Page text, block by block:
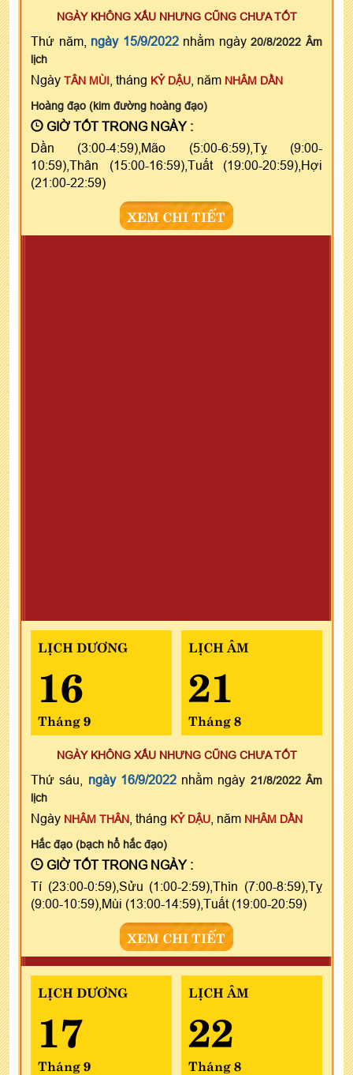
NGÀY KHÔNG XẤU NHƯNG CŨNG CHƯA TỐT
Thứ năm, ngày 15/9/2022nhằm ngày20/8/2022 Âm
lịch
Ngày TÂN MÙI , tháng KỶ DẬU , năm NHÂM DẦN
Hoàng đạo (kim đường hoàng đạo)
GIỜ TỐT TRONG NGÀY :
Dần (3:00-4:59),Mão (5:00-6:59),Tỵ (9:00-
10:59),Thân (15:00-16:59),Tuất (19:00-20:59),Hợi
(21:00-22:59)
XEM CHI TIẾT
LỊCH DƯƠNG
16
Tháng 9
LỊCH ÂM
21
Tháng 8
NGÀY KHÔNG XẤU NHƯNG CŨNG CHƯA TỐT
Thứ sáu, ngày 16/9/2022nhằm ngày 21/8/2022 Âm
lịch
Ngày NHÂM THÂN , tháng KỶ DẬU , năm NHÂM DẦN
Hắc đạo (bạch hổ hắc đạo)
GIỜ TỐT TRONG NGÀY :
Tí (23:00-0:59),Sửu (1:00-2:59),Thìn (7:00-8:59),Tỵ
(9:00-10:59),Mùi (13:00-14:59),Tuất (19:00-20:59)
XEM CHI TIẾT
LỊCH DƯƠNG
17
Tháng 9
LỊCH ÂM
22
Tháng 8